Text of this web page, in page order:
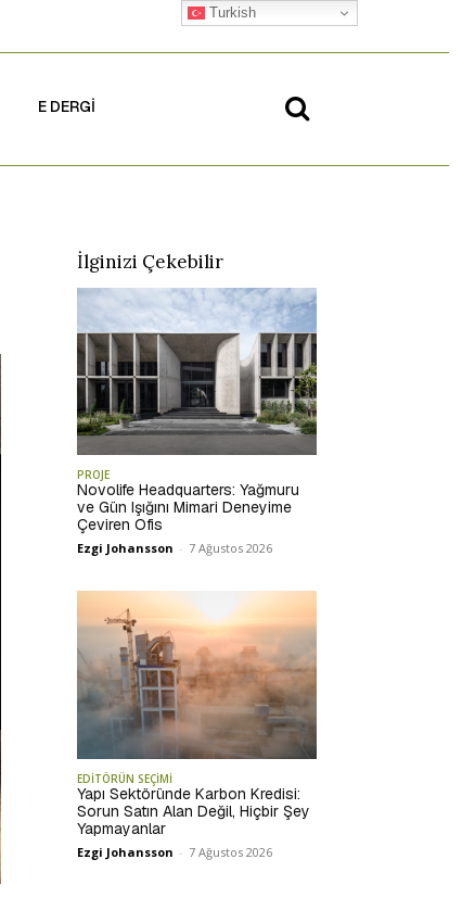
E DERGİ
İlginizi Çekebilir
PROJE
Novolife Headquarters: Yağmuru
ve Gün Işığını Mimari Deneyime
Çeviren Ofis
Ezgi Johansson - 7 Ağustos 2026
EDİTÖRÜN SEÇİMİ
Yapı Sektöründe Karbon Kredisi:
Sorun Satın Alan Değil, Hiçbir Şey
Yapmayanlar
Ezgi Johansson - 7 Ağustos 2026
Turkish